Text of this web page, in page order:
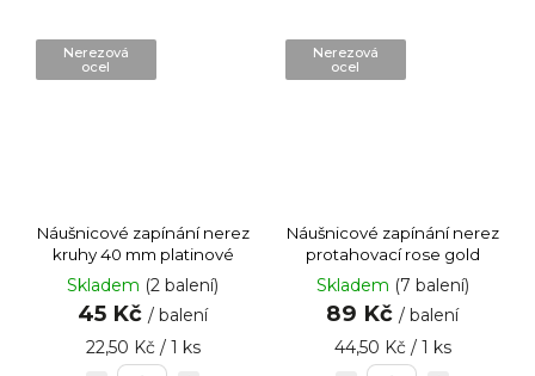
Nerezová
ocel
Náušnicové zapínání nerez
kruhy 40 mm platinové
Skladem (2 balení)
45 Kč / balení
22,50 Kč / 1 ks
Nerezová
ocel
Náušnicové zapínání nerez
protahovací rose gold
Skladem (7 balení)
89 Kč / balení
44,50 Kč / 1 ks